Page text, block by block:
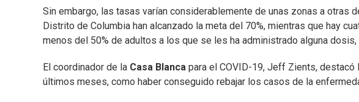
Sin embargo, las tasas varían considerablemente de unas zonas a otras
Distrito de Columbia han alcanzado la meta del 70%, mientras que hay
menos del 50% de adultos a los que se les ha administrado alguna
El coordinador de la Casa Blanca para el COVID-19, Jeff Zients,
últimos meses, como haber conseguido rebajar los casos de la